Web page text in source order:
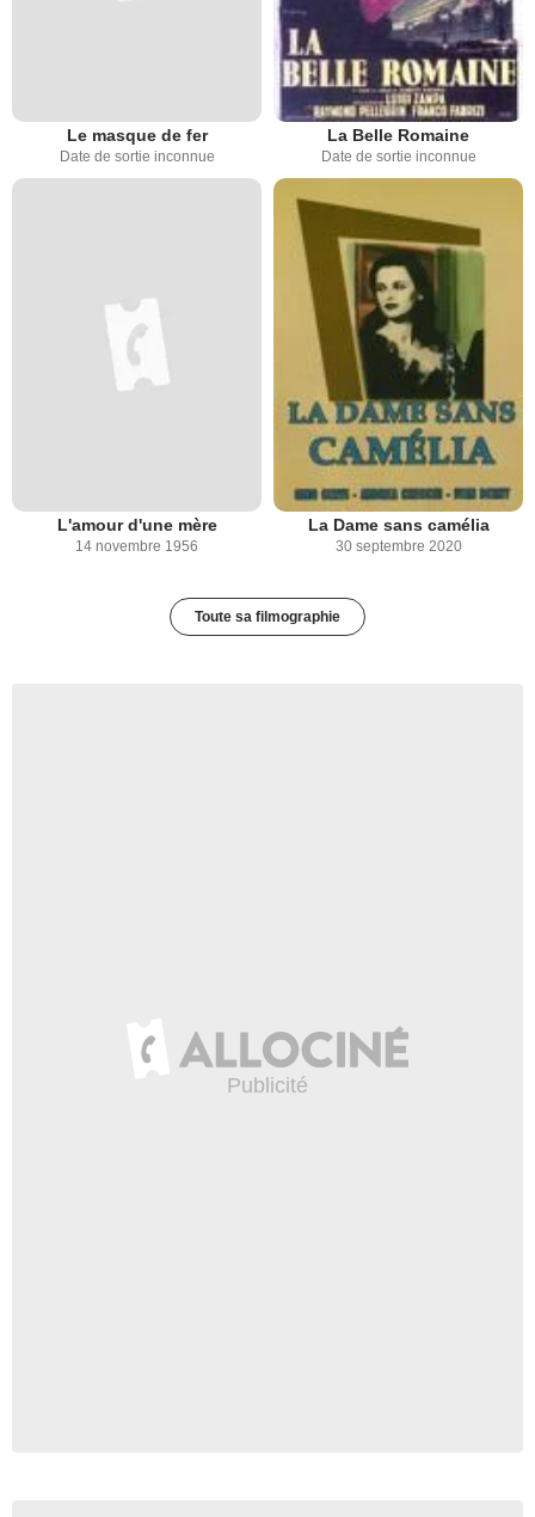
Le masque de fer
Date de sortie inconnue
La Belle Romaine
Date de sortie inconnue
L'amour d'une mère
14 novembre 1956
La Dame sans camélia
30 septembre 2020
Toute sa filmographie